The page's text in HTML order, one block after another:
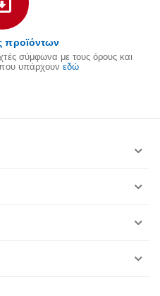
προϊόντων
σύμφωνα με τους όρους και
που υπάρχουν εδώ